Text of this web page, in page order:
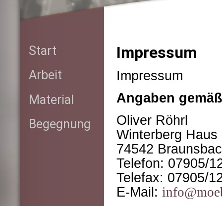
Start
Arbeit
Material
Begegnung
Impressum
Impressum
Angaben
Oliver Röhrl
Winterberg Haus
74542
Telefon: 07905/
Telefax: 07905/
E-Mail: